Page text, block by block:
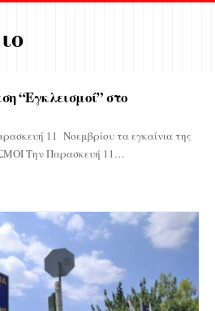
“Εγκλεισμοί” στο
11 Νοεμβρίου τα εγκαίνια της
Την Παρασκευή 11…